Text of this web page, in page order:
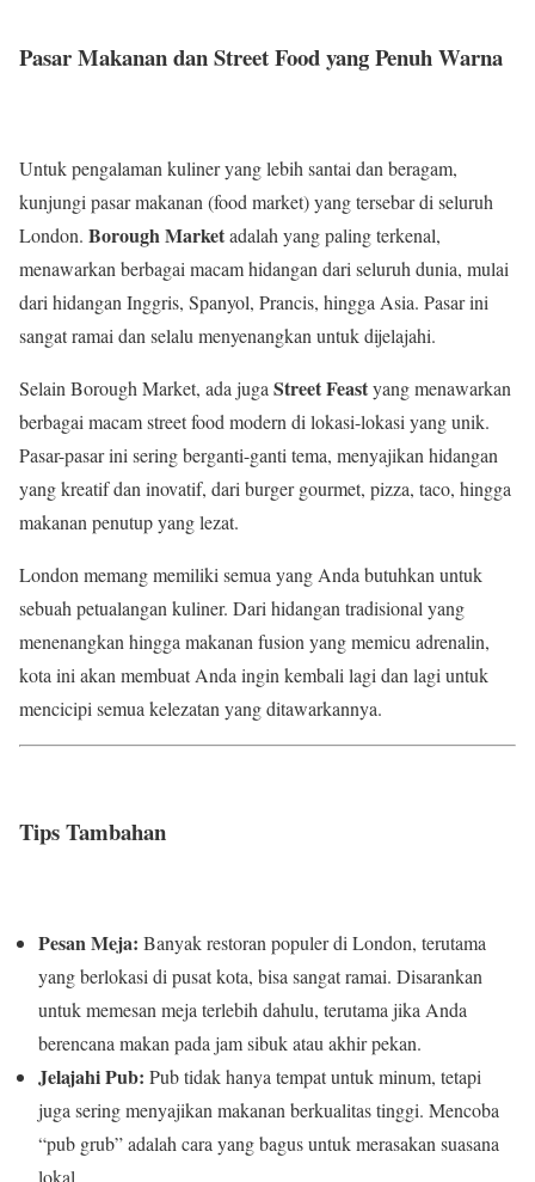
Pasar Makanan dan Street Food yang Penuh Warna
Untuk pengalaman kuliner yang lebih santai dan beragam,
kunjungi pasar makanan (food market) yang tersebar di seluruh
London. Borough Marketadalah yang paling terkenal,
menawarkan berbagai macam hidangan dari seluruh dunia, mulai
dari hidangan Inggris, Spanyol, Prancis, hingga Asia. Pasar ini
sangat ramai dan selalu menyenangkan untuk dijelajahi.
Selain Borough Market, ada juga Street Feastyang menawarkan
berbagai macam street food modern di lokasi-lokasi yang unik.
Pasar-pasar ini sering berganti-ganti tema, menyajikan hidangan
yang kreatif dan inovatif, dari burger gourmet, pizza, taco, hingga
makanan penutup yang lezat.
London memang memiliki semua yang Anda butuhkan untuk
sebuah petualangan kuliner. Dari hidangan tradisional yang
menenangkan hingga makanan fusion yang memicu adrenalin,
kota ini akan membuat Anda ingin kembali lagi dan lagi untuk
mencicipi semua kelezatan yang ditawarkannya.
Tips Tambahan
Pesan Meja: Banyak restoran populer di London, terutama
yang berlokasi di pusat kota, bisa sangat ramai. Disarankan
untuk memesan meja terlebih dahulu, terutama jika Anda
berencana makan pada jam sibuk atau akhir pekan.
Jelajahi Pub: Pub tidak hanya tempat untuk minum, tetapi
juga sering menyajikan makanan berkualitas tinggi. Mencoba
“pub grub” adalah cara yang bagus untuk merasakan suasana
lokal.